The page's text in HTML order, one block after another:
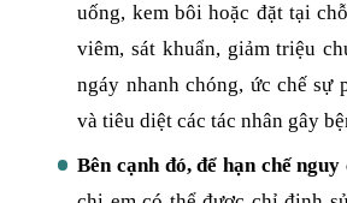
uống, kem bôi hoặc đặt tại
viêm, sát khuẩn, giảm triệu
ngáy nhanh chóng, ức chế sự
và tiêu diệt các tác nhân gây
Bên cạnh đó, để hạn chế